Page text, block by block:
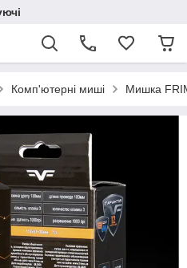
Комп'ютерні миші Мишка